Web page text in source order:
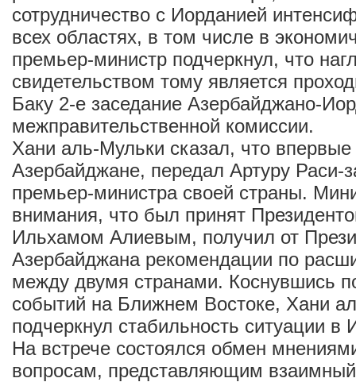
сотрудничество с Иорданией
всех областях, в том числе в
премьер-министр подчеркнул, что
свидетельством тому является
Баку 2-е заседание Азербайджано-
межправительственной комиссии.
Хани аль-Мульки сказал, что впервые
Азербайджане, передал Артуру Раси-
премьер-министра своей страны.
внимания, что был принят
Ильхамом Алиевым, получил от
Азербайджана рекомендации по
между двумя странами. Коснувшись
событий на Ближнем Востоке, Хани
подчеркнул стабильность ситуации в
На встрече состоялся обмен
вопросам, представляющим